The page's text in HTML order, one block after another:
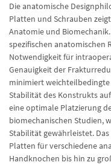
Die anatomische
Platten und Schrauben
Anatomie und
spezifischen anatomischen
Notwendigkeit für
Genauigkeit der
minimiert weichteilbedingte
Stabilität des Konstrukts
eine optimale Platzierung
biomechanischen Studien,
Stabilität gewährleistet.
Platten für verschiedene
Handknochen bis hin zu